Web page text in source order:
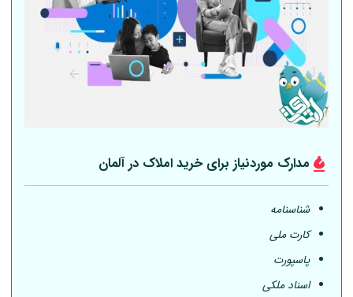
مدارک موردنیاز برای خرید املاک درآلمان
شناسنامه
کارت ملی
پاسپورت
اسناد ملکی